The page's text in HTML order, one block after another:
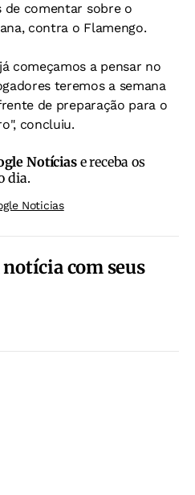
de comentar sobre o
contra o Flamengo.
começamos a pensar no
teremos a semana
de preparação para o
concluiu.
Notíciase receba os
dia.
Noticias
com seus